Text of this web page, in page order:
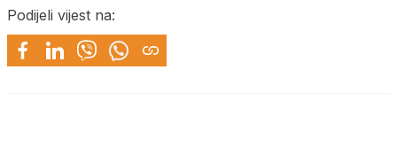
Podijeli vijest na: